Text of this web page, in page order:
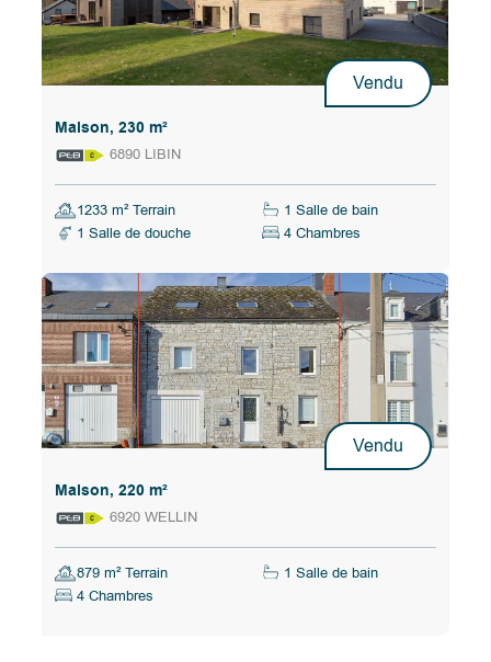
Vendu
Maison, 230 m²
6890 LIBIN
1233 m² Terrain
1 Salle de bain
1 Salle de douche
4 Chambres
Vendu
Maison, 220 m²
6920 WELLIN
879 m² Terrain
1 Salle de bain
4 Chambres